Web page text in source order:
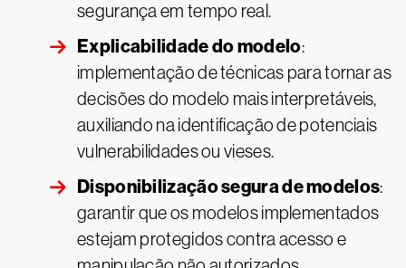
segurança em tempo real.
Explicabilidade do modelo:
implementação de técnicas para tornar as
decisões do modelo mais interpretáveis,
auxiliando na identificação de potenciais
vulnerabilidades ou vieses.
Disponibilização segura de modelos:
garantir que os modelos implementados
estejam protegidos contra acesso e